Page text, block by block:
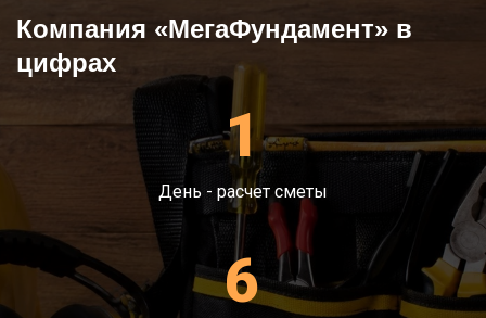
газ, вентиляция, электричество).
Антифильтрационная гидроизоляция и
Компания «МегаФундамент» в
цифрах
1
День - расчет сметы
6